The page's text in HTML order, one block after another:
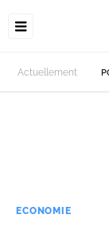
Actuellement
ECONOMIE